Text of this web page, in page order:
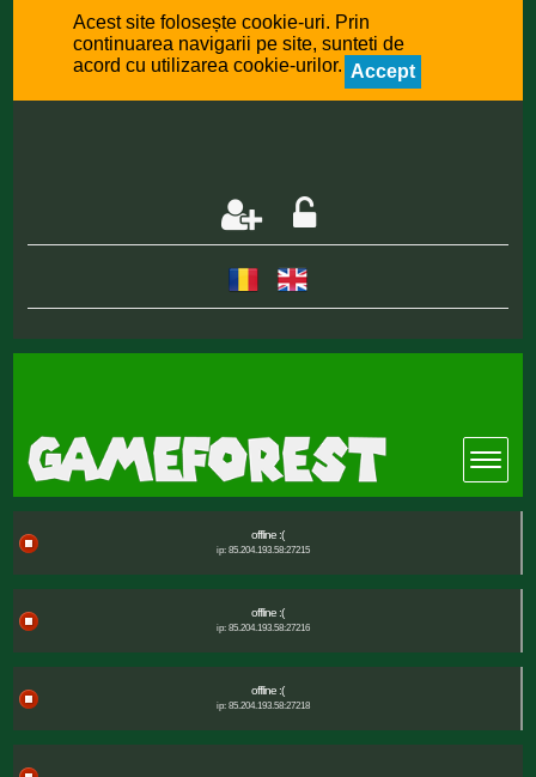
Acest site folosește cookie-uri. Prin
continuarea navigarii pe site, sunteti de
acord cu utilizarea cookie-urilor. Accept
offline :(
ip: 85.204.193.58:27215
offline :(
ip: 85.204.193.58:27216
offline :(
ip: 85.204.193.58:27218